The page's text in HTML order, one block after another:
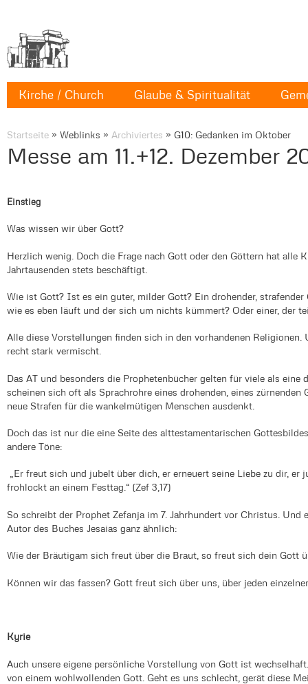
Kirche / Church Glaube & Spiritualität
Startseite » Weblinks » Archiviertes » G10: Gedanken im Oktober
Messe am 11.+12. Dezember
Einstieg
Was wissen wir über Gott?
Herzlich wenig. Doch die Frage nach Gott oder den Göttern hat alle
Jahrtausenden stets beschäftigt.
Wie ist Gott? Ist es ein guter, milder Gott? Ein drohender,
wie es eben läuft und der sich um nichts kümmert? Oder einer, der
Alle diese Vorstellungen finden sich in den vorhandenen
recht stark vermischt.
Das AT und besonders die Prophetenbücher gelten für viele als eine
scheinen sich oft als Sprachrohre eines drohenden, eines zürnenden
neue Strafen für die wankelmütigen Menschen ausdenkt.
Doch das ist nur die eine Seite des alttestamentarischen
andere Töne:
„Er freut sich und jubelt über dich, er erneuert seine Liebe zu dir,
frohlockt an einem Festtag.“ (Zef 3,17)
So schreibt der Prophet Zefanja im 7. Jahrhundert vor Christus. Und
Autor des Buches Jesaias ganz ähnlich:
Wie der Bräutigam sich freut über die Braut, so freut sich dein Gott
Können wir das fassen? Gott freut sich über uns, über jeden
Kyrie
Auch unsere eigene persönliche Vorstellung von Gott ist
von einem wohlwollenden Gott. Geht es uns schlecht, gerät diese